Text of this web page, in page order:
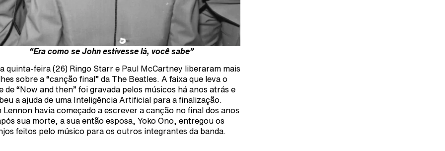
“Era como se John estivesse lá, você sabe”
quinta-feira (26) Ringo Starr e Paul McCartney liberaram mais
sobre a “canção final” da The Beatles. A faixa que leva o
de “Now and then” foi gravada pelos músicos há anos atrás e
a ajuda de uma Inteligência Artificial para a finalização.
Lennon havia começado a escrever a canção no final dos anos
sua morte, a sua então esposa, Yoko Ono, entregou os
feitos pelo músico para os outros integrantes da banda.